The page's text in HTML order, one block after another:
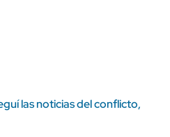
las noticias del conflicto,